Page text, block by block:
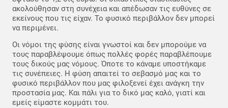
ακολούθησαν στη συνέχεια και απέδωσαν τις ευθύνες σε
εκείνους που τις είχαν. Το φυσικό περιβάλλον δεν μπορεί
να περιμένει.
Οι νόμοι της φύσης είναι γνωστοί και δεν μπορούμε να
τους παραβλέψουμε όπως πολλές φορές παραβλέπουμε
τους δικούς μας νόμους. Όποτε το κάναμε υποστήκαμε
τις συνέπειες. Η φύση απαιτεί το σεβασμό μας και το
φυσικό περιβάλλον που μας φιλοξενεί έχει ανάγκη την
προστασία μας. Και πάλι για το δικό μας καλό, γιατί και
εμείς είμαστε κομμάτι του.